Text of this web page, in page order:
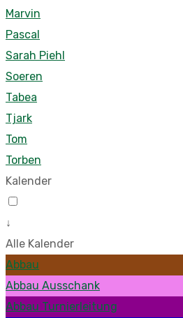
Marvin
Pascal
Sarah Piehl
Soeren
Tabea
Tjark
Tom
Torben
Kalender
↓
Alle Kalender
Abbau
Abbau Ausschank
Abbau Turnierleitung